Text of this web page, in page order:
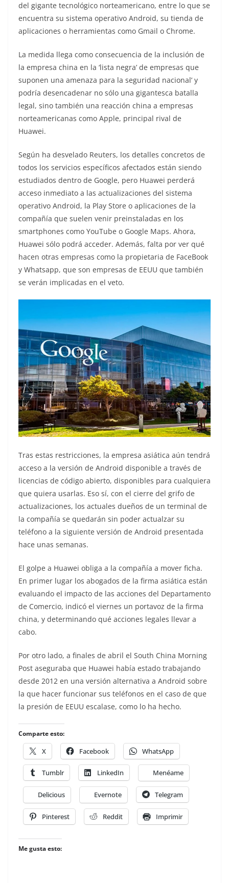
del gigante tecnológico norteamericano, entre lo que se
encuentra su sistema operativo Android, su tienda de
aplicaciones o herramientas como Gmail o Chrome.
La medida llega como consecuencia de la inclusión de
la empresa china en la ‘lista negra’ de empresas que
suponen una amenaza para la seguridad nacional’ y
podría desencadenar no sólo una gigantesca batalla
legal, sino también una reacción china a empresas
norteamericanas como Apple, principal rival de
Huawei.
Según ha desvelado Reuters, los detalles concretos de
todos los servicios específicos afectados están siendo
estudiados dentro de Google, pero Huawei perderá
acceso inmediato a las actualizaciones del sistema
operativo Android, la Play Store o aplicaciones de la
compañía que suelen venir preinstaladas en los
smartphones como YouTube o Google Maps. Ahora,
Huawei sólo podrá acceder. Además, falta por ver qué
hacen otras empresas como la propietaria de FaceBook
y Whatsapp, que son empresas de EEUU que también
se verán implicadas en el veto.
Tras estas restricciones, la empresa asiática aún tendrá
acceso a la versión de Android disponible a través de
licencias de código abierto, disponibles para cualquiera
que quiera usarlas. Eso sí, con el cierre del grifo de
actualizaciones, los actuales dueños de un terminal de
la compañía se quedarán sin poder actualzar su
teléfono a la siguiente versión de Android presentada
hace unas semanas.
El golpe a Huawei obliga a la compañía a mover ficha.
En primer lugar los abogados de la firma asiática están
evaluando el impacto de las acciones del Departamento
de Comercio, indicó el viernes un portavoz de la firma
china, y determinando qué acciones legales llevar a
cabo.
Por otro lado, a finales de abril el South China Morning
Post aseguraba que Huawei había estado trabajando
desde 2012 en una versión alternativa a Android sobre
la que hacer funcionar sus teléfonos en el caso de que
la presión de EEUU escalase, como lo ha hecho.
Comparte esto:
X Facebook WhatsApp
Tumblr LinkedIn Menéame
Delicious Evernote Telegram
Pinterest Reddit Imprimir
Me gusta esto: